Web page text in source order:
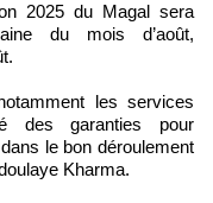
2025 du Magal sera
du mois d’août,
les services
des garanties pour
le bon déroulement
Kharma.